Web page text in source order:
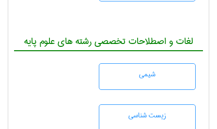
لغات و اصطلاحات تخصصی رشته های علوم پایه
شيمی
زيست شناسی